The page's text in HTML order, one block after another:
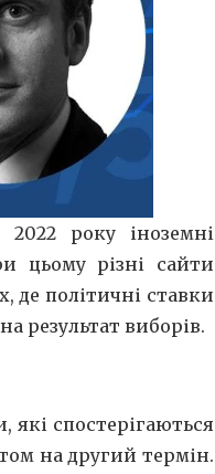
2022 року іноземні
цьому різні сайти
де політичні ставки
результат виборів.
які спостерігаються
на другий термін.